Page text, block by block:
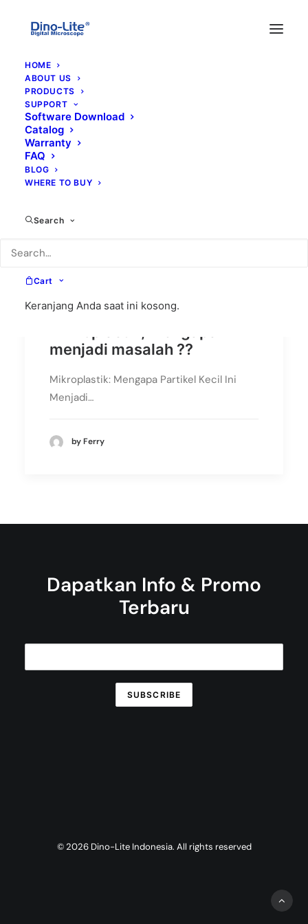
HOME
ABOUT US
PRODUCTS
SUPPORT
Software Download
Catalog
Warranty
FAQ
BLOG
WHERE TO BUY
Search
Cart
Keranjang Anda saat ini kosong.
menjadi masalah ??
Mikroplastik: Mengapa Partikel Kecil Ini
Menjadi…
by Ferry
Dapatkan Info & Promo
Terbaru
© 2026 Dino-Lite Indonesia. All rights reserved